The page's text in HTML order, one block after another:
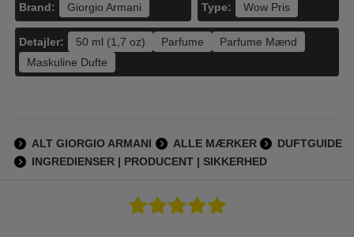
Brand: Giorgio Armani Type: Wow Pris
Detajler: 50 ml (1,7 oz) Parfume
Parfume Mænd
Maskuline Dufte
ALT GIORGIO ARMANI ALLE MÆRKER
DUFTGUIDE
INGREDIENSER | PRODUCENT | SIKKERHED